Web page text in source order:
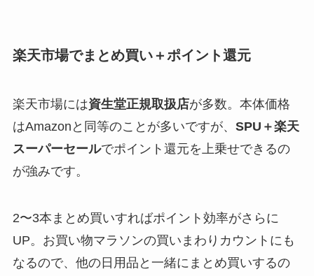
楽天市場でまとめ買い＋ポイント還元
楽天市場には資生堂正規取扱店が多数。本体価格
はAmazonと同等のことが多いですが、 SPU＋楽天
スーパーセールでポイント還元を上乗せできるの
が強みです。
2〜3本まとめ買いすればポイント効率がさらに
UP。お買い物マラソンの買いまわりカウントにも
なるので、他の日用品と一緒にまとめ買いするの